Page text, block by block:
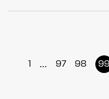
1 ... 97 98 99